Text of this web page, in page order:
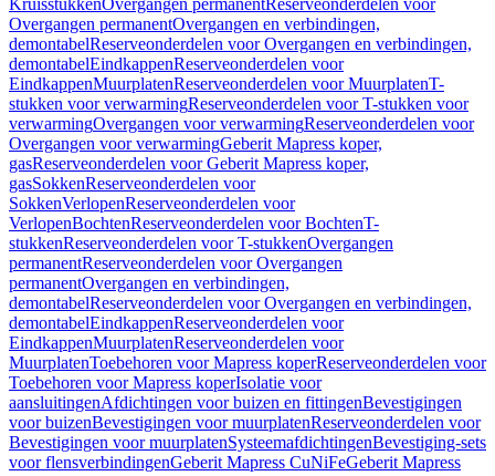
KruisstukkenOvergangen permanentReserveonderdelen voor
Overgangen permanentOvergangen en verbindingen,
demontabelReserveonderdelen voor Overgangen en verbindingen,
demontabelEindkappenReserveonderdelen voor
EindkappenMuurplatenReserveonderdelen voor MuurplatenT-
stukken voor verwarmingReserveonderdelen voor T-stukken voor
verwarmingOvergangen voor verwarmingReserveonderdelen voor
Overgangen voor verwarmingGeberit Mapress koper,
gasReserveonderdelen voor Geberit Mapress koper,
gasSokkenReserveonderdelen voor
SokkenVerlopenReserveonderdelen voor
VerlopenBochtenReserveonderdelen voor BochtenT-
stukkenReserveonderdelen voor T-stukkenOvergangen
permanentReserveonderdelen voor Overgangen
permanentOvergangen en verbindingen,
demontabelReserveonderdelen voor Overgangen en verbindingen,
demontabelEindkappenReserveonderdelen voor
EindkappenMuurplatenReserveonderdelen voor
MuurplatenToebehoren voor Mapress koperReserveonderdelen voor
Toebehoren voor Mapress koperIsolatie voor
aansluitingenAfdichtingen voor buizen en fittingenBevestigingen
voor buizenBevestigingen voor muurplatenReserveonderdelen voor
Bevestigingen voor muurplatenSysteemafdichtingenBevestiging-sets
voor flensverbindingenGeberit Mapress CuNiFeGeberit Mapress